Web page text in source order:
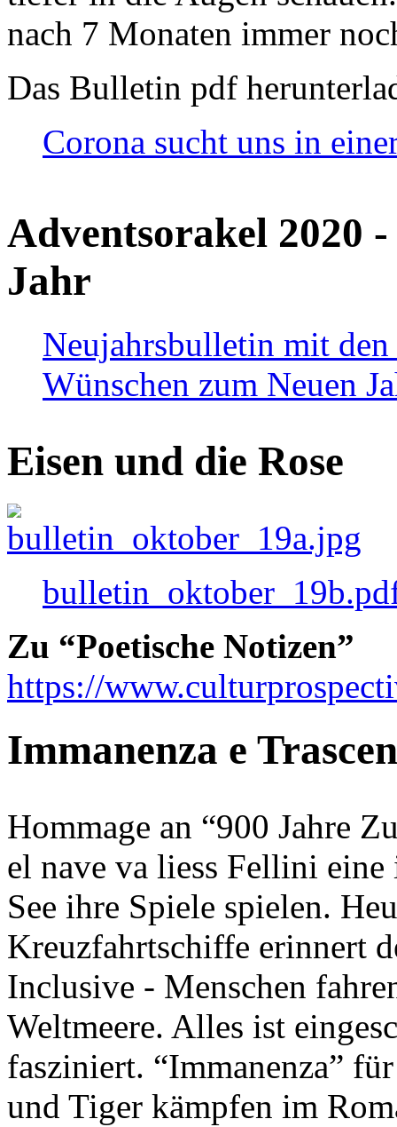
nach 7 Monaten immer
Das Bulletin pdf
Corona sucht uns in
Adventsorakel 2020
Jahr
Neujahrsbulletin mit den
Wünschen zum Neuen
Eisen und die Rose
Zu “Poetische Notizen”
https://
Immanenza e
Hommage an “900 Jahre
el nave va liess Fellini
See ihre Spiele spielen.
Kreuzfahrtschiffe erinnert
Inclusive - Menschen
Weltmeere. Alles ist
fasziniert. “Immanenza”
und Tiger kämpfen im